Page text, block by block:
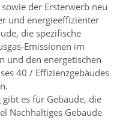
der Ersterwerb neu
und energieeffizienter
die spezifische
Emissionen im
und den energetischen
40 / Effizienzgebäudes
es für Gebäude, die
Nachhaltiges Gebäude